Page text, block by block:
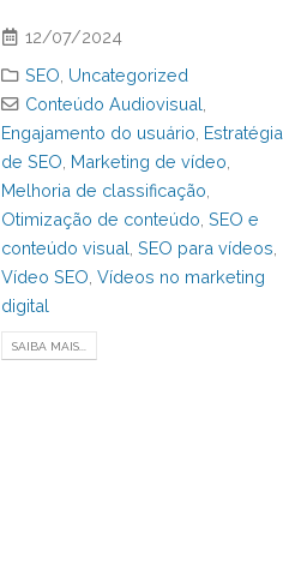
12/07/2024
SEO Uncategorized
Conteúdo Audiovisual
Engajamento do usuário Estratégia
de SEO Marketing de vídeo
Melhoria de classificação
Otimização de conteúdo SEO e
conteúdo visual SEO para vídeos
Vídeo SEO Vídeos no marketing
digital
SAIBA MAIS...